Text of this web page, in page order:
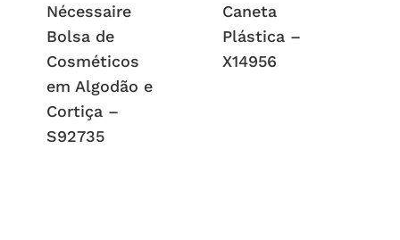
Nécessaire
Bolsa de
Cosméticos
em Algodão e
Cortiça –
S92735
Caneta
Plástica –
X14956